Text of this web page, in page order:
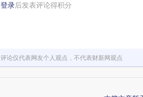
登录后发表评论得积分
评论仅代表网友个人观点，不代表财新网观点